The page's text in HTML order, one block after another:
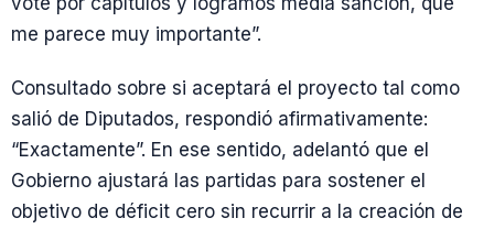
me parece muy importante”.
Consultado sobre si aceptará el proyecto tal como
salió de Diputados, respondió afirmativamente:
“Exactamente”. En ese sentido, adelantó que el
Gobierno ajustará las partidas para sostener el
objetivo de déficit cero sin recurrir a la creación de